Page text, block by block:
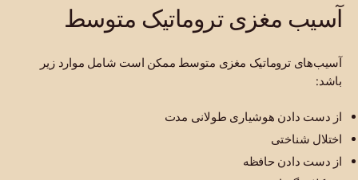
آسیب مغزی تروماتیک متوسط
آسیب‌های تروماتیک مغزی متوسط ​​​​ممکن است شامل موارد زیر
باشد:
از دست دادن هوشیاری طولانی مدت
اختلال شناختی
از دست دادن حافظه